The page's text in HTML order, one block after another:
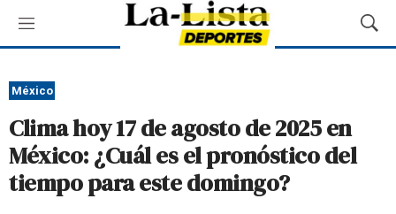
M
e
ú
M
o
México
Clima hoy 17 de agosto de 2025 en
México: ¿Cuál es el pronóstico del
tiempo para este domingo?